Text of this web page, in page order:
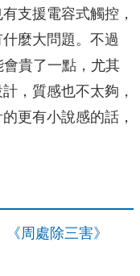
支援電容式觸控，
麼大問題。不過
貴了一點，尤其
，質感也不太夠，
更有小說感的話，
周處除三害》